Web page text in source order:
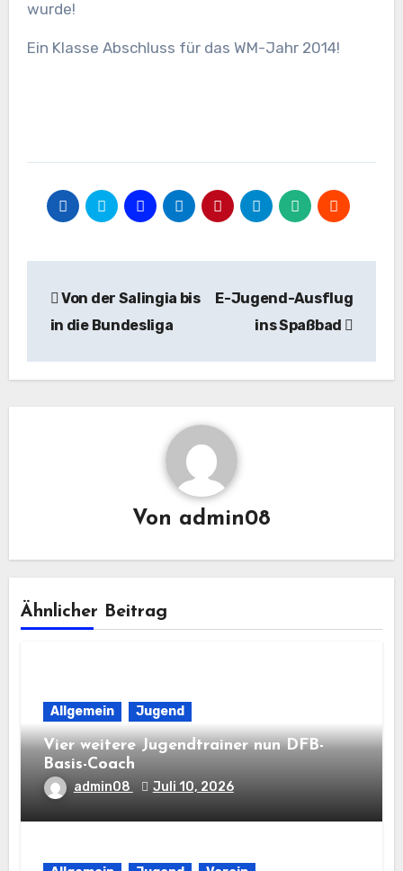
wurde!
Ein Klasse Abschluss für das WM-Jahr 2014!
Von der Salingia bis
in die Bundesliga
E-Jugend-Ausflug
ins Spaßbad
Von admin08
Ähnlicher Beitrag
Allgemein Jugend
Vier weitere Jugendtrainer nun DFB-
Basis-Coach
admin08 Juli 10, 2026